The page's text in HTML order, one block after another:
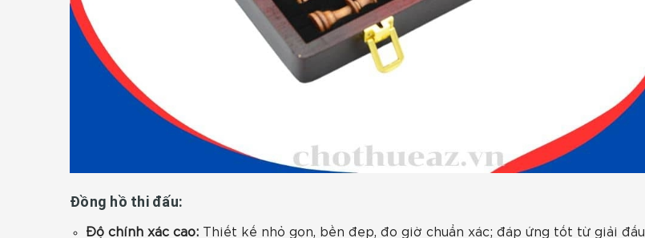
Đồng hồ thi đấu:
Độ chính xác cao: Thiết kế nhỏ gọn, bền đẹp, đo giờ chuẩn xác; đáp ứng tốt từ giải đấu